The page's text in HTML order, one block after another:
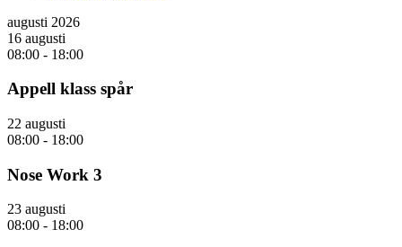
augusti 2026
16 augusti
08:00 - 18:00
Appell klass spår
22 augusti
08:00 - 18:00
Nose Work 3
23 augusti
08:00 - 18:00